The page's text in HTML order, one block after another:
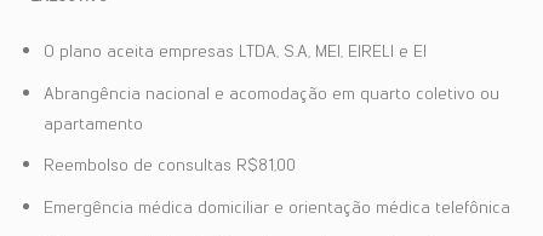
O plano aceita empresas LTDA, S.A, MEI, EIRELI e EI
Abrangência nacional e acomodação em quarto coletivo ou
apartamento
Reembolso de consultas R$81,00
Emergência médica domiciliar e orientação médica telefônica